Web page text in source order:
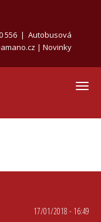
556 | Autobusová
| Novinky
17/01/2018 - 16:49